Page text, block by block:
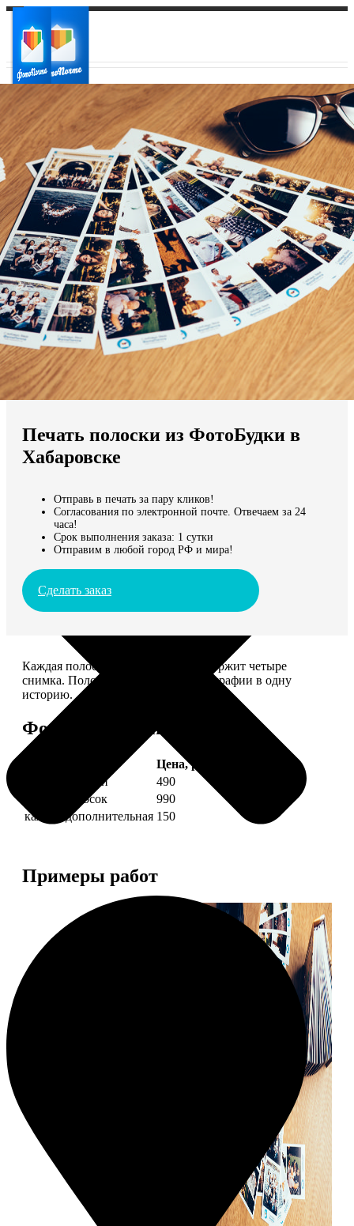
Ваш город:
Ваш регион доставки
Выберите из списка:
Мы доставляем по всему миру
Продолжить без города
Печать полоски из ФотоБудки в
Хабаровске
Отправь в печать за пару кликов!
Согласования по электронной почте. Отвечаем за 24
часа!
Срок выполнения заказа: 1 сутки
Отправим в любой город РФ и мира!
Сделать заказ
Каждая полоска размером 5*20 содержит четыре
снимка. Полоски объединяют фотографии в одну
историю.
Форматы и цены
Цена, руб.
4 фото полоски
490
8 фото полосок
990
каждая дополнительная 150
Примеры работ